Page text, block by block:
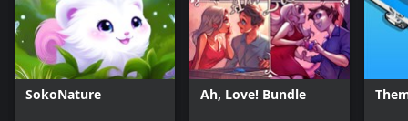
SokoNature Ah, Love! Bundle